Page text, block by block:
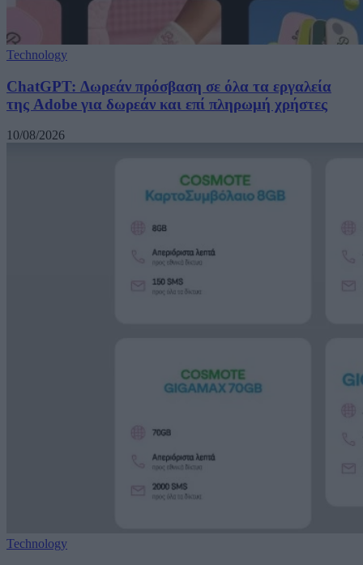
Technology
ChatGPT: Δωρεάν πρόσβαση σε όλα τα εργαλεία
της Adobe για δωρεάν και επί πληρωμή χρήστες
10/08/2026
Technology